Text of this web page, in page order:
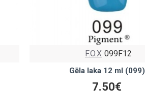
F.O.X 099F12
Gēla laka 12 ml (099)
7.50€